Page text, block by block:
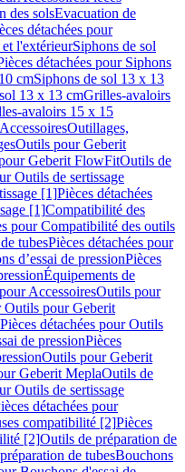
des solsEvacuation de
détachées pour
l'extérieurSiphons de sol
détachées pour Siphons
cmSiphons de sol 13 x 13
13 x 13 cmGrilles-avaloirs
avaloirs 15 x 15
Outillages,
Outils pour Geberit
Geberit FlowFitOutils de
Outils de sertissage
[1]Pièces détachées
[1]Compatibilité des
pour Compatibilité des outils
tubesPièces détachées pour
d’essai de pressionPièces
Équipements de
AccessoiresOutils pour
Outils pour Geberit
Pièces détachées pour Outils
de pressionPièces
Outils pour Geberit
Geberit MeplaOutils de
Outils de sertissage
détachées pour
compatibilité [2]Pièces
[2]Outils de préparation de
de tubesBouchons